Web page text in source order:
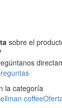
sobre el
la categoría
coffee